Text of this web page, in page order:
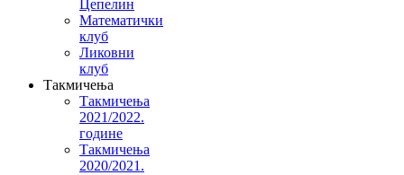
Цепелин
Математички
клуб
Ликовни
клуб
Такмичења
Такмичења
2021/2022.
године
Такмичења
2020/2021.